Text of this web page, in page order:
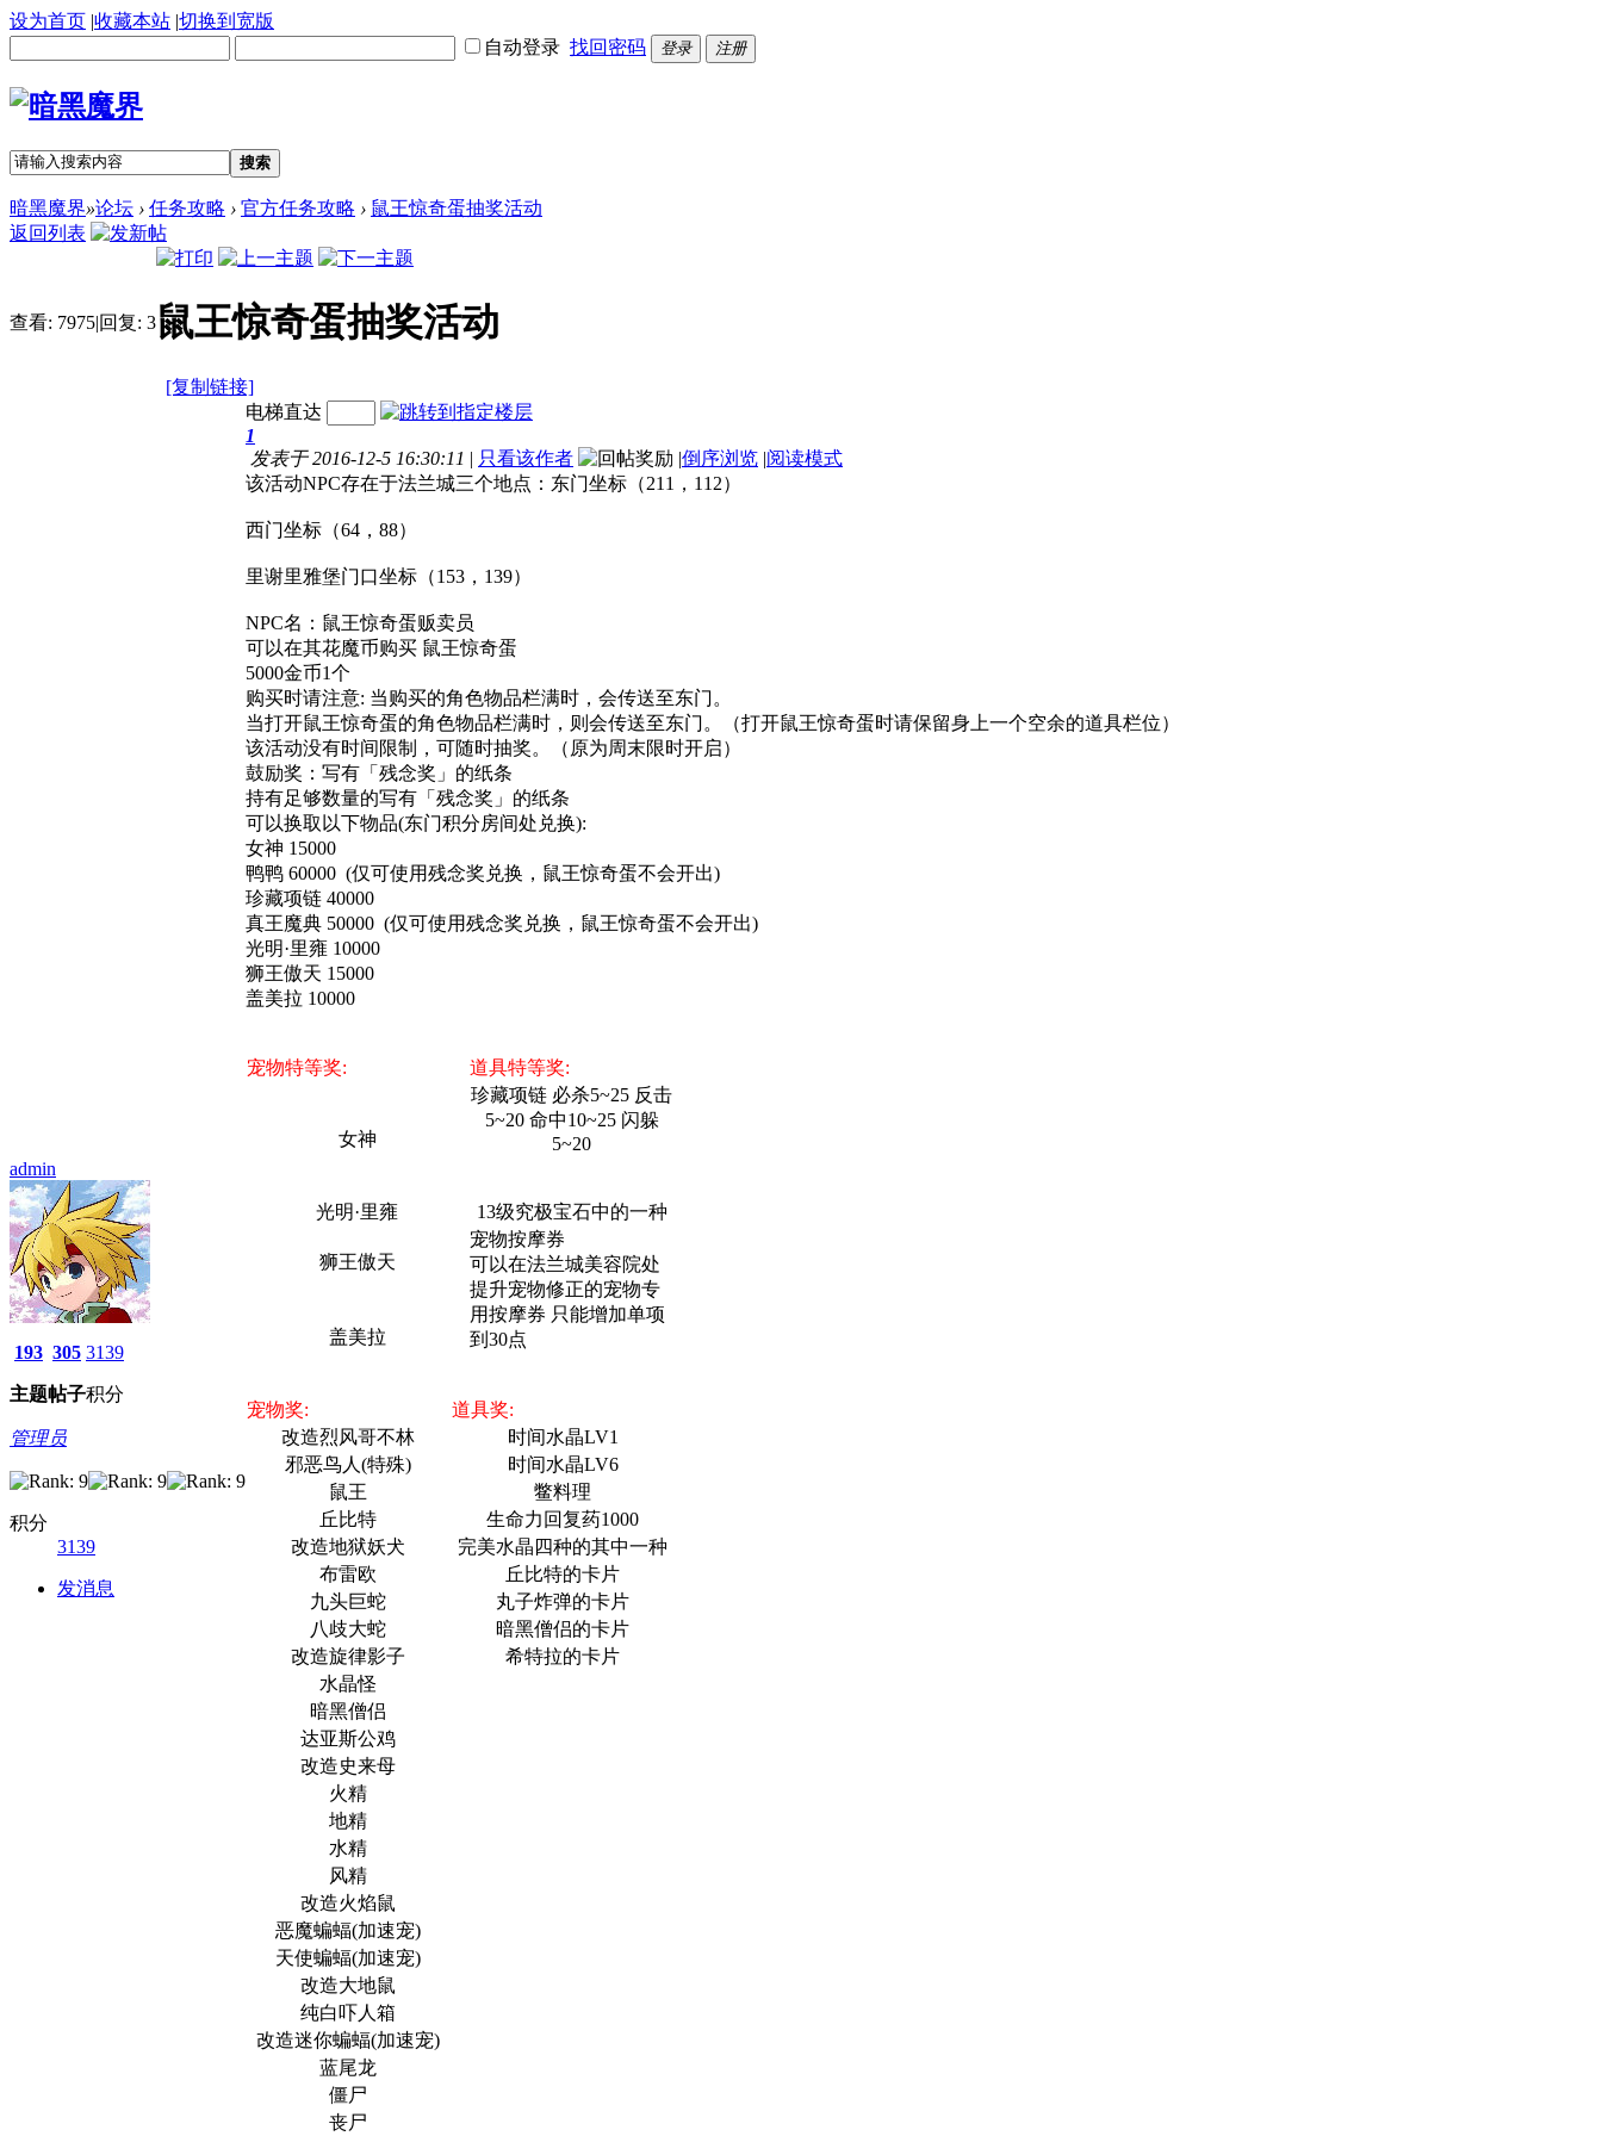
设为首页 |收藏本站 |切换到宽版
自动登录 找回密码 登录 注册
搜索
暗黑魔界»论坛 › 任务攻略 › 官方任务攻略 › 鼠王惊奇蛋抽奖活动
返回列表
查看: 7975|回复: 3鼠王惊奇蛋抽奖活动
[复制链接]
admin
193
主题
305
帖子
3139
积分
管理员
积分
3139
发消息
电梯直达
1
发表于 2016-12-5 16:30:11 | 只看该作者 |倒序浏览 |阅读模式
该活动NPC存在于法兰城三个地点：东门坐标（211，112）
西门坐标（64，88）
里谢里雅堡门口坐标（153，139）
NPC名：鼠王惊奇蛋贩卖员
可以在其花魔币购买 鼠王惊奇蛋
5000金币1个
购买时请注意: 当购买的角色物品栏满时，会传送至东门。
当打开鼠王惊奇蛋的角色物品栏满时，则会传送至东门。（打开鼠王惊奇蛋时请保留身上一个空余的道具栏位）
该活动没有时间限制，可随时抽奖。（原为周末限时开启）
鼓励奖：写有「残念奖」的纸条
持有足够数量的写有「残念奖」的纸条
可以换取以下物品(东门积分房间处兑换):
女神 15000
鸭鸭 60000 (仅可使用残念奖兑换，鼠王惊奇蛋不会开出)
珍藏项链 40000
真王魔典 50000 (仅可使用残念奖兑换，鼠王惊奇蛋不会开出)
光明·里雍 10000
狮王傲天 15000
盖美拉 10000
宠物特等奖: 道具特等奖:
女神
珍藏项链 必杀5~25 反击
5~20 命中10~25 闪躲
5~20
光明·里雍 13级究极宝石中的一种
狮王傲天
宠物按摩券
可以在法兰城美容院处
提升宠物修正的宠物专
用按摩券 只能增加单项
到30点
盖美拉
宠物奖:
道具奖:
改造烈风哥不林
时间水晶LV1
邪恶鸟人(特殊)
时间水晶LV6
鼠王
鳖料理
丘比特
生命力回复药1000
改造地狱妖犬
完美水晶四种的其中一种
布雷欧
丘比特的卡片
九头巨蛇
丸子炸弹的卡片
八歧大蛇
暗黑僧侣的卡片
改造旋律影子
希特拉的卡片
水晶怪
暗黑僧侣
达亚斯公鸡
改造史来母
火精
地精
水精
风精
改造火焰鼠
恶魔蝙蝠(加速宠)
天使蝙蝠(加速宠)
改造大地鼠
纯白吓人箱
改造迷你蝙蝠(加速宠)
蓝尾龙
僵尸
丧尸